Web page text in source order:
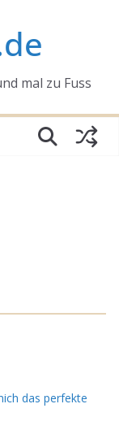
mal zu Fuss
das perfekte